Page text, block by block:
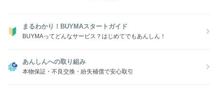
まるわかり！BUYMAスタートガイド
BUYMAってどんなサービス？はじめてでもあんしん！
あんしんへの取り組み
本物保証・不良交換・紛失補償で安心取引